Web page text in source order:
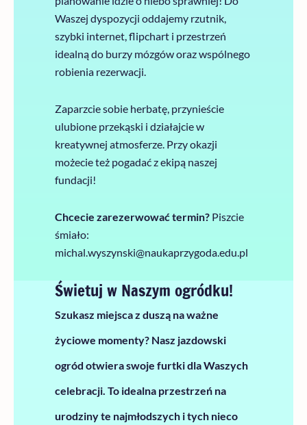
Waszej dyspozycji oddajemy rzutnik,
szybki internet, flipchart i przestrzeń
idealną do burzy mózgów oraz wspólnego
robienia rezerwacji.
Zaparzcie sobie herbatę, przynieście
ulubione przekąski i działajcie w
kreatywnej atmosferze. Przy okazji
możecie też pogadać z ekipą naszej
fundacji!
Chcecie zarezerwować termin? Piszcie
śmiało:
michal.wyszynski@naukaprzygoda.edu.pl
Świetuj w Naszym ogródku!
Szukasz miejsca z duszą na ważne
życiowe momenty? Nasz jazdowski
ogród otwiera swoje furtki dla Waszych
celebracji. To idealna przestrzeń na
urodziny te najmłodszych i tych nieco